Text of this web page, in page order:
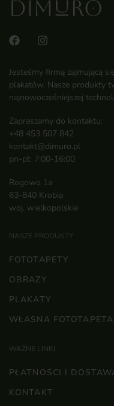
Jesteśmy firmą zajmującą
plakatów. Nasze produkty
najnowocześniejszej
Zapraszamy do kontaktu:
+48 453 507 842
kontakt@dimuro.pl
pn-pt: 7:00-16:00
Rogowo 1a
63-840 Krobia
woj. wielkopolskie
NASZE PRODUKTY
FOTOTAPETY
OBRAZY
PLAKATY
WŁASNA FOTOTAPETA
WAŻNE LINKI
PŁATNOŚCI I
KONTAKT